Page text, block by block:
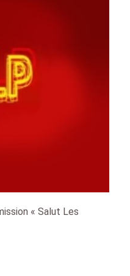
« Salut Les